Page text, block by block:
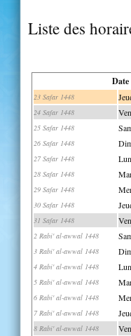
Liste des
Date
23 Safar 1448
24 Safar 1448
25 Safar 1448
26 Safar 1448
27 Safar 1448
28 Safar 1448
29 Safar 1448
30 Safar 1448
31 Safar 1448
2 Rabi' al-awwal 1448
3 Rabi' al-awwal 1448
4 Rabi' al-awwal 1448
5 Rabi' al-awwal 1448
6 Rabi' al-awwal 1448
7 Rabi' al-awwal 1448
8 Rabi' al-awwal 1448